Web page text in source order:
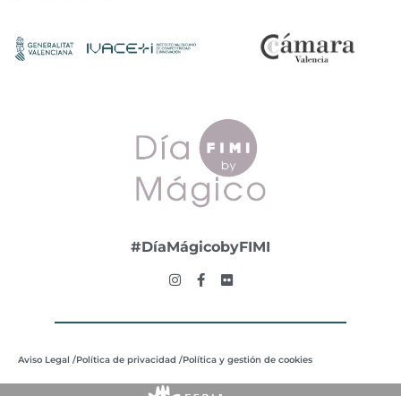
#DíaMágicobyFIMI
Aviso Legal /Política de privacidad /Política y gestión de cookies